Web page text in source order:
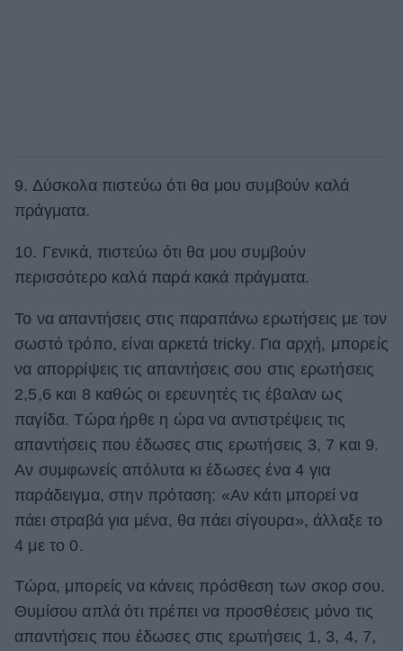
9. Δύσκολα πιστεύω ότι θα μου συμβούν καλά
πράγματα.
10. Γενικά, πιστεύω ότι θα μου συμβούν
περισσότερο καλά παρά κακά πράγματα.
Το να απαντήσεις στις παραπάνω ερωτήσεις με τον
σωστό τρόπο, είναι αρκετά tricky. Για αρχή, μπορείς
να απορρίψεις τις απαντήσεις σου στις ερωτήσεις
2,5,6 και 8 καθώς οι ερευνητές τις έβαλαν ως
παγίδα. Τώρα ήρθε η ώρα να αντιστρέψεις τις
απαντήσεις που έδωσες στις ερωτήσεις 3, 7 και 9.
Αν συμφωνείς απόλυτα κι έδωσες ένα 4 για
παράδειγμα, στην πρόταση: «Αν κάτι μπορεί να
πάει στραβά για μένα, θα πάει σίγουρα», άλλαξε το
4 με το 0.
Τώρα, μπορείς να κάνεις πρόσθεση των σκορ σου.
Θυμίσου απλά ότι πρέπει να προσθέσεις μόνο τις
απαντήσεις που έδωσες στις ερωτήσεις 1, 3, 4, 7,